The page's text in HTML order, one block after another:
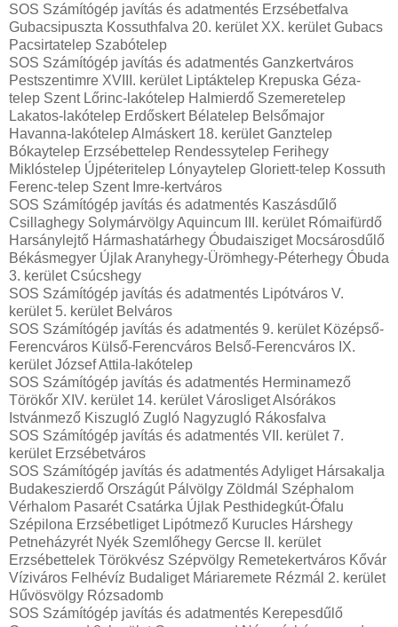
SOS Számítógép javítás és adatmentés Erzsébetfalva
Gubacsipuszta Kossuthfalva 20. kerület XX. kerület Gubacs
Pacsirtatelep Szabótelep
SOS Számítógép javítás és adatmentés Ganzkertváros
Pestszentimre XVIII. kerület Liptáktelep Krepuska Géza-
telep Szent Lőrinc-lakótelep Halmierdő Szemeretelep
Lakatos-lakótelep Erdőskert Bélatelep Belsőmajor
Havanna-lakótelep Almáskert 18. kerület Ganztelep
Bókaytelep Erzsébettelep Rendessytelep Ferihegy
Miklóstelep Újpéteritelep Lónyaytelep Gloriett-telep Kossuth
Ferenc-telep Szent Imre-kertváros
SOS Számítógép javítás és adatmentés Kaszásdűlő
Csillaghegy Solymárvölgy Aquincum III. kerület Rómaifürdő
Harsánylejtő Hármashatárhegy Óbudaisziget Mocsárosdűlő
Békásmegyer Újlak Aranyhegy-Ürömhegy-Péterhegy Óbuda
3. kerület Csúcshegy
SOS Számítógép javítás és adatmentés Lipótváros V.
kerület 5. kerület Belváros
SOS Számítógép javítás és adatmentés 9. kerület Középső-
Ferencváros Külső-Ferencváros Belső-Ferencváros IX.
kerület József Attila-lakótelep
SOS Számítógép javítás és adatmentés Herminamező
Törökőr XIV. kerület 14. kerület Városliget Alsórákos
Istvánmező Kiszugló Zugló Nagyzugló Rákosfalva
SOS Számítógép javítás és adatmentés VII. kerület 7.
kerület Erzsébetváros
SOS Számítógép javítás és adatmentés Adyliget Hársakalja
Budakeszierdő Országút Pálvölgy Zöldmál Széphalom
Vérhalom Pasarét Csatárka Újlak Pesthidegkút-Ófalu
Szépilona Erzsébetliget Lipótmező Kurucles Hárshegy
Petneházyrét Nyék Szemlőhegy Gercse II. kerület
Erzsébettelek Törökvész Szépvölgy Remetekertváros Kővár
Víziváros Felhévíz Budaliget Máriaremete Rézmál 2. kerület
Hűvösvölgy Rózsadomb
SOS Számítógép javítás és adatmentés Kerepesdűlő